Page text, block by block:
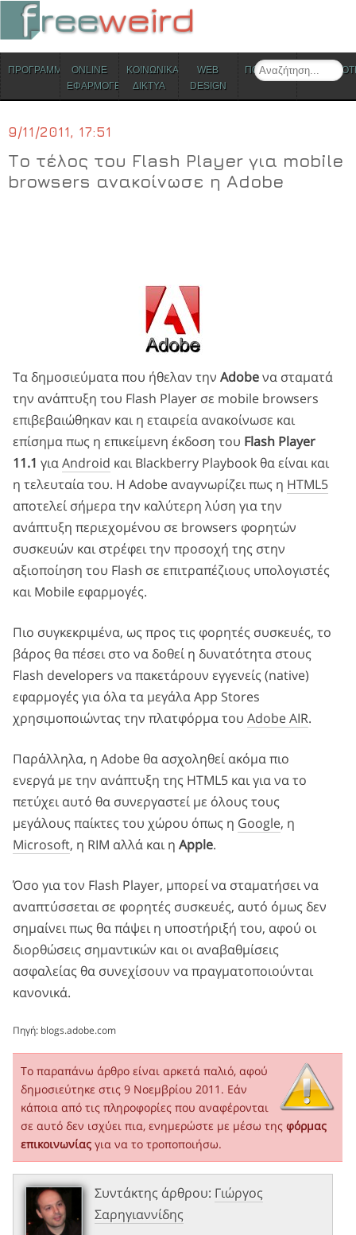
Search
Skip to content
ΠΡΟΓΡΑΜΜΑΤΑONLINE
ΕΦΑΡΜΟΓΕΣ
ΚΟΙΝΩΝΙΚΑ
ΔΙΚΤΥΑ
WEB
DESIGN
ΠΟΛΙΤΙΣΜΟΣ
9/11/2011, 17:51
Το τέλος του Flash Player για mobile
browsers ανακοίνωσε η Αdobe
Τα δημοσιεύματα που ήθελαν την Adobeνα σταματά
την ανάπτυξη του Flash Player σε mobile browsers
επιβεβαιώθηκαν και η εταιρεία ανακοίνωσε και
επίσημα πως η επικείμενη έκδοση του Flash Player
11.1 γιαAndroid και Blackberry Playbook θα είναι και
η τελευταία του. Η Adobe αναγνωρίζει πως η HTML5
αποτελεί σήμερα την καλύτερη λύση για την
ανάπτυξη περιεχομένου σε browsers φορητών
συσκευών και στρέφει την προσοχή της στην
αξιοποίηση του Flash σε επιτραπέζιους υπολογιστές
και Mobile εφαρμογές.
Πιο συγκεκριμένα, ως προς τις φορητές συσκευές, το
βάρος θα πέσει στο να δοθεί η δυνατότητα στους
Flash developers να πακετάρουν εγγενείς (native)
εφαρμογές για όλα τα μεγάλα App Stores
χρησιμοποιώντας την πλατφόρμα του Adobe AIR.
Παράλληλα, η Adobe θα ασχοληθεί ακόμα πιο
ενεργά με την ανάπτυξη της ΗTML5 και για να το
πετύχει αυτό θα συνεργαστεί με όλους τους
μεγάλους παίκτες του χώρου όπως η Google, η
Microsoft, η RIM αλλά και η Apple.
Όσο για τον Flash Player, μπορεί να σταματήσει να
αναπτύσσεται σε φορητές συσκευές, αυτό όμως δεν
σημαίνει πως θα πάψει η υποστήριξή του, αφού οι
διορθώσεις σημαντικών και οι αναβαθμίσεις
ασφαλείας θα συνεχίσουν να πραγματοποιούνται
κανονικά.
Πηγή: blogs.adobe.com
Το παραπάνω άρθρο είναι αρκετά παλιό, αφού
δημοσιεύτηκε στις 9 Νοεμβρίου 2011. Εάν
κάποια από τις πληροφορίες που αναφέρονται
σε αυτό δεν ισχύει πια, ενημερώστε με μέσω της φόρμας
επικοινωνίας για να το τροποποιήσω.
Συντάκτης άρθρου: Γιώργος
Σαρηγιαννίδης